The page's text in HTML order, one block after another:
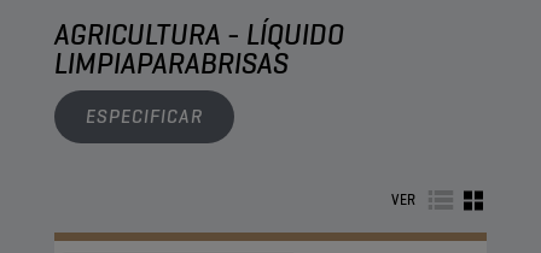
AGRICULTURA - LÍQUIDO
LIMPIAPARABRISAS
ESPECIFICAR
VER